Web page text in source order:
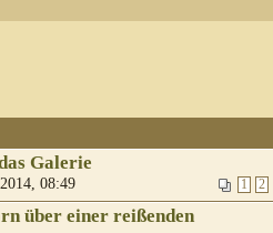
Galerie
1 2
08:49
über einer reißenden